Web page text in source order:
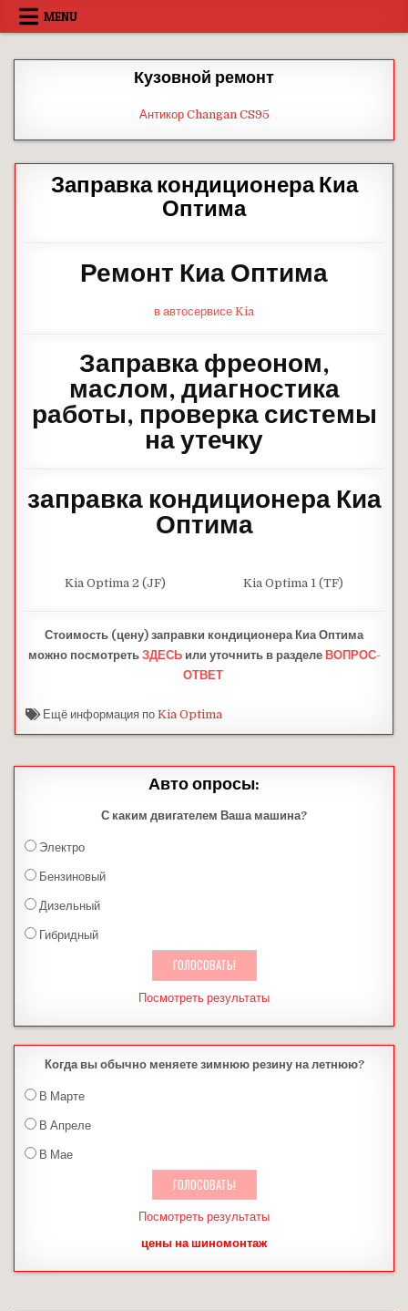
Skip
MENU
Кузовной ремонт
Антикор Changan CS95
Заправка кондиционера Киа
Оптима
Ремонт Киа Оптима
в автосервисе Kia
Заправка фреоном,
маслом, диагностика
работы, проверка системы
на утечку
заправка кондиционера Киа
Оптима
Kia Optima 2 (JF) Kia Optima 1 (TF)
Стоимость (цену) заправки кондиционера Киа Оптима
можно посмотреть ЗДЕСЬили уточнить в разделе ВОПРОС-
ОТВЕТ
Ещё информация поKia Optima
Авто опросы:
С каким двигателем Ваша машина?
Электро
Бензиновый
Дизельный
Гибридный
Посмотреть результаты
Когда вы обычно меняете зимнюю резину на летнюю?
В Марте
В Апреле
В Мае
Посмотреть результаты
цены на шиномонтаж